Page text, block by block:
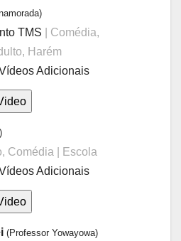
TMS
| Comédia,
Harém
Adicionais
Comédia | Escola
Adicionais
(Professor Yowayowa)